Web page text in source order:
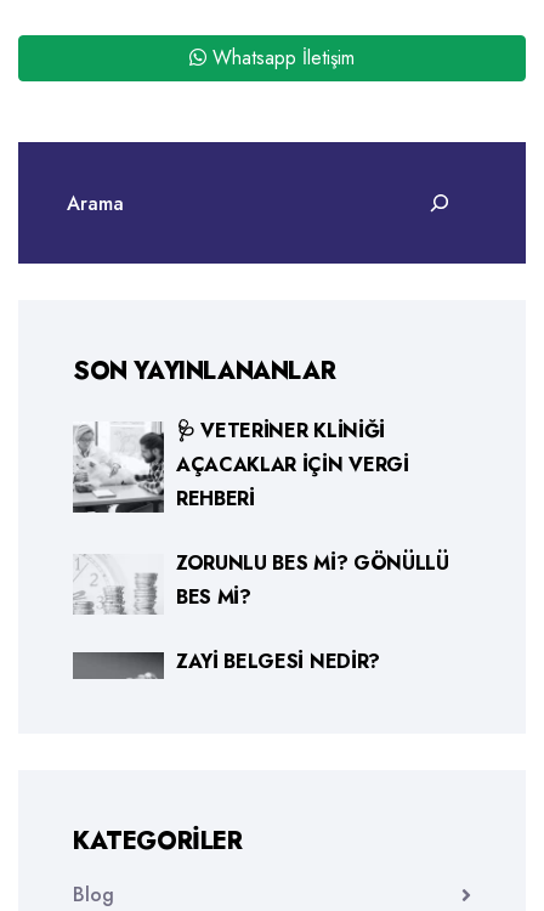
Whatsapp İletişim
SON YAYINLANANLAR
🩺 VETERINER KLINIĞI
AÇACAKLAR İÇIN VERGI
REHBERI
ZORUNLU BES MI? GÖNÜLLÜ
BES MI?
ZAYI BELGESI NEDIR?
KATEGORILER
Blog